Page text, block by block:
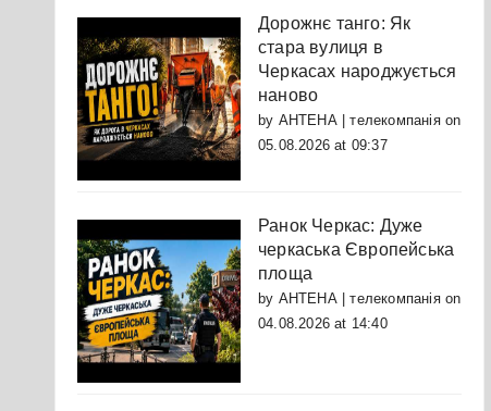
Дорожнє танго: Як
стара вулиця в
Черкасах народжується
наново
by АНТЕНА | телекомпаніяon
05.08.2026 at 09:37
Ранок Черкас: Дуже
черкаська Європейська
площа
by АНТЕНА | телекомпаніяon
04.08.2026 at 14:40